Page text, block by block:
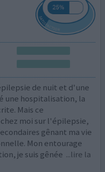
de nuit et d'une
une hospitalisation, la
Mais ce
moi sur l'épilepsie,
gênant ma vie
Mon entourage
je suis gênée ...lire la